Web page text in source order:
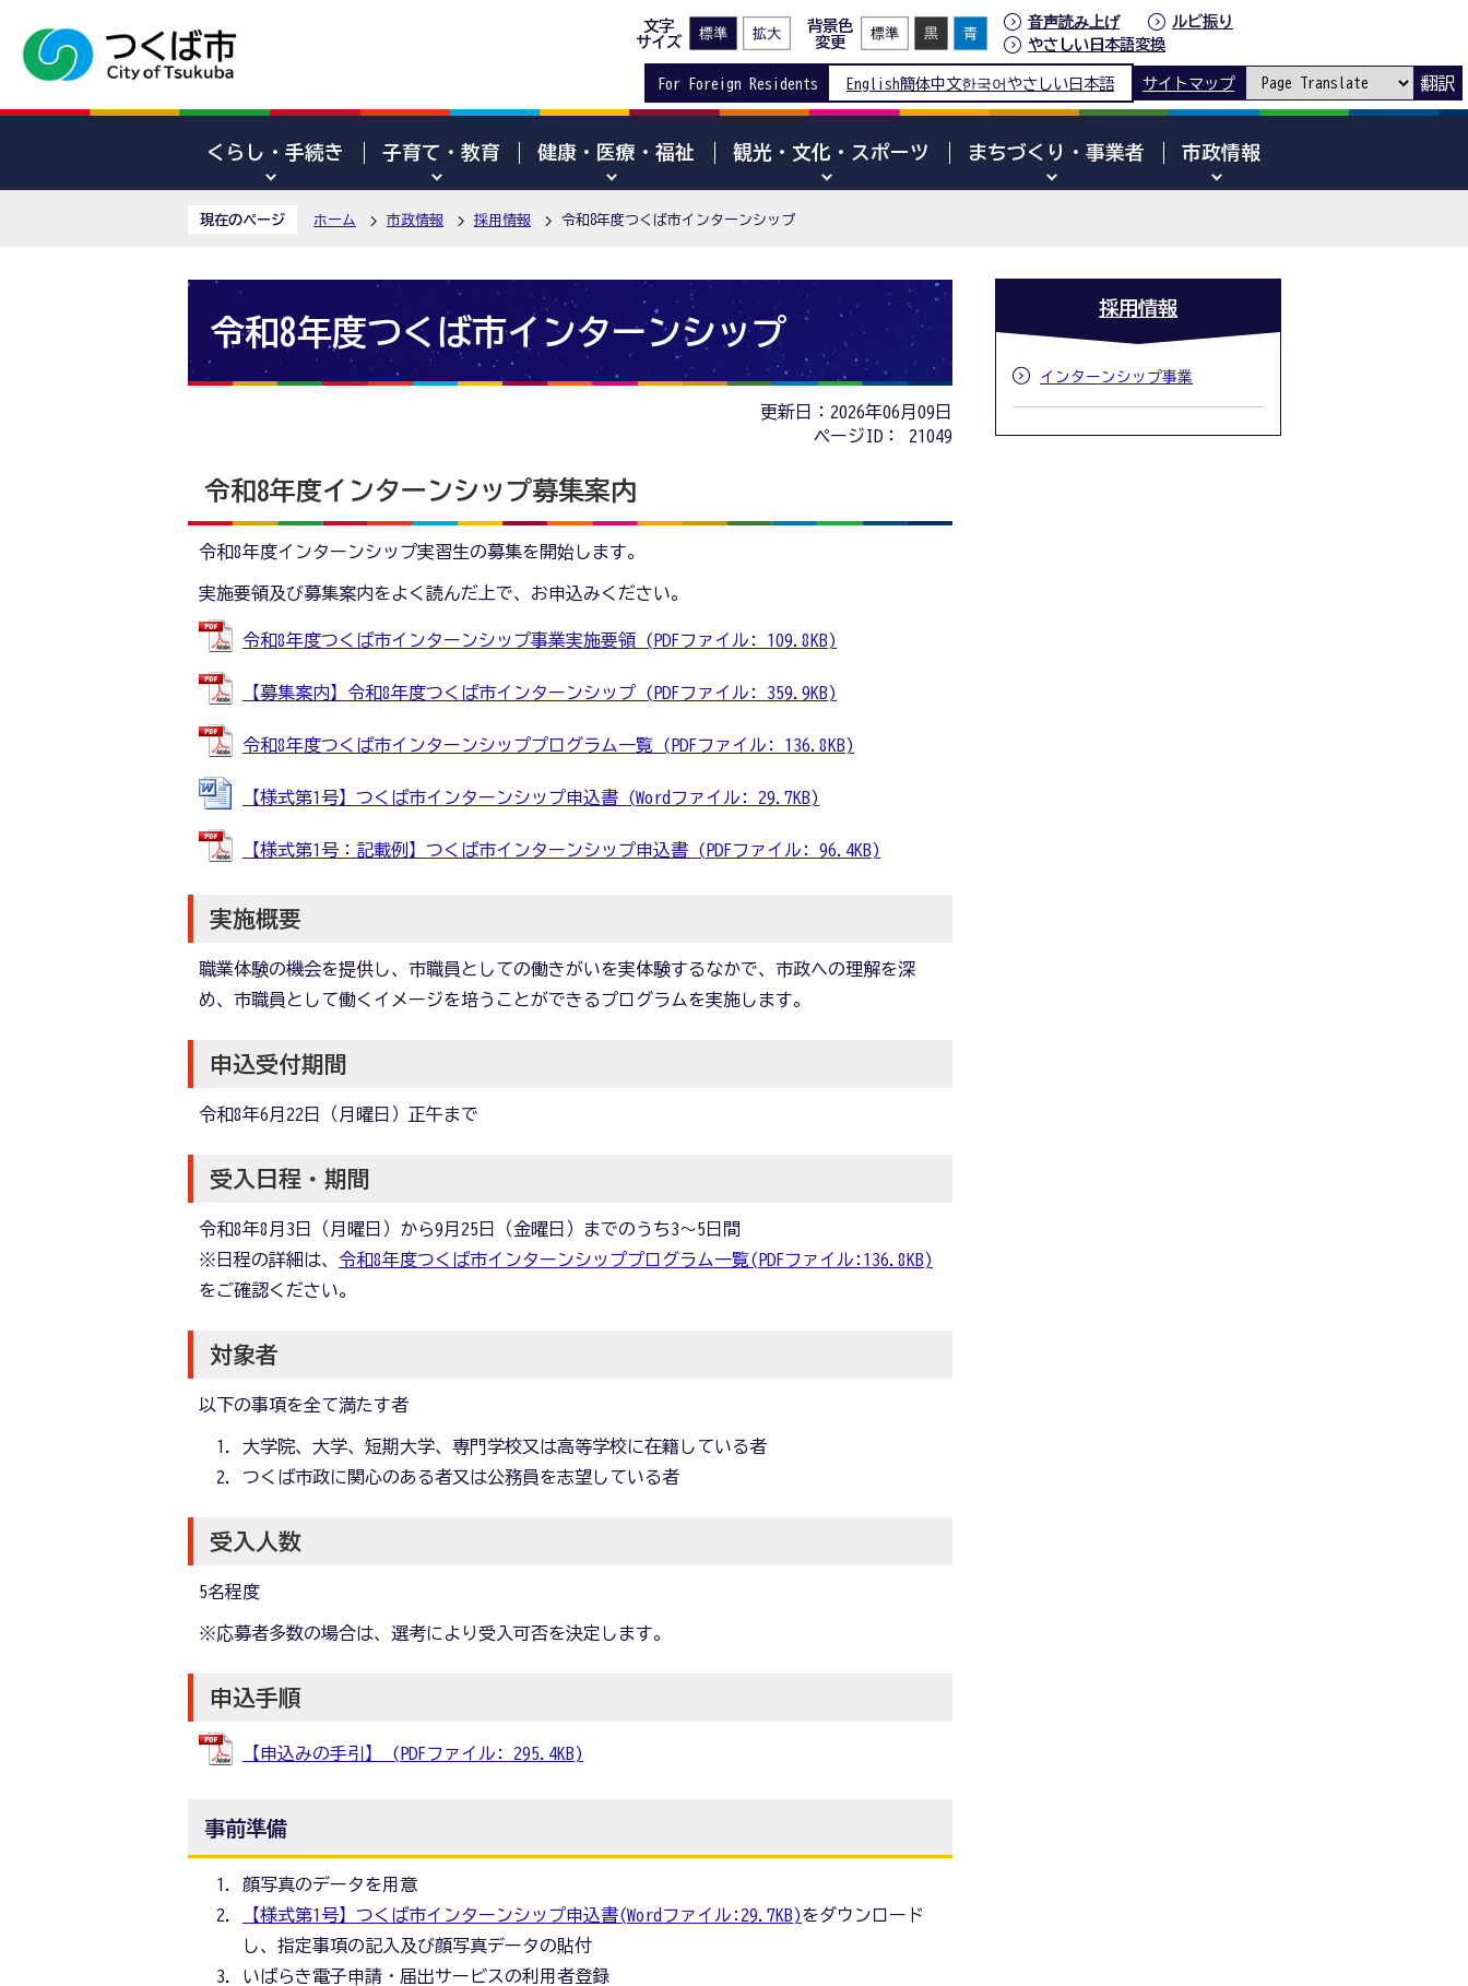
文字
サイズ
背景色
変更
音声読み上げ
ルビ振り
やさしい日本語変換
For Foreign Residents English簡体中文한국어 やさしい日本語 サイトマップ 翻訳
くらし・手続き 子育て・教育 健康・医療・福祉 観光・文化・スポーツ まちづくり・事業者 市政情報
現在のページ ホーム 市政情報 採用情報 令和8年度つくば市インターンシップ
令和8年度つくば市インターンシップ
更新日：2026年06月09日
ページID：
21049
令和8年度インターンシップ募集案内
令和8年度インターンシップ実習生の募集を開始します。
実施要領及び募集案内をよく読んだ上で、お申込みください。
令和8年度つくば市インターンシップ事業実施要領 (PDFファイル: 109.8KB)
【募集案内】令和8年度つくば市インターンシップ (PDFファイル: 359.9KB)
令和8年度つくば市インターンシッププログラム一覧 (PDFファイル: 136.8KB)
【様式第1号】つくば市インターンシップ申込書 (Wordファイル: 29.7KB)
【様式第1号：記載例】つくば市インターンシップ申込書 (PDFファイル: 96.4KB)
実施概要
職業体験の機会を提供し、市職員としての働きがいを実体験するなかで、市政への理解を深
め、市職員として働くイメージを培うことができるプログラムを実施します。
申込受付期間
令和8年6月22日（月曜日）正午まで
受入日程・期間
令和8年8月3日（月曜日）から9月25日（金曜日）までのうち3～5日間
※日程の詳細は、 令和8年度つくば市インターンシッププログラム一覧(PDFファイル:136.8KB)
をご確認ください。
対象者
以下の事項を全て満たす者
大学院、大学、短期大学、専門学校又は高等学校に在籍している者
つくば市政に関心のある者又は公務員を志望している者
受入人数
5名程度
※応募者多数の場合は、選考により受入可否を決定します。
申込手順
【申込みの手引】 (PDFファイル: 295.4KB)
事前準備
顔写真のデータを用意
【様式第1号】つくば市インターンシップ申込書(Wordファイル:29.7KB)をダウンロード
し、指定事項の記入及び顔写真データの貼付
いばらき電子申請・届出サービスの利用者登録
採用情報
インターンシップ事業